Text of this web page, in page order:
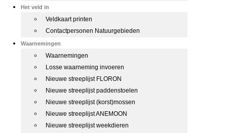
Het veld in
Veldkaart printen
Contactpersonen Natuurgebieden
Waarnemingen
Waarnemingen
Losse waarneming invoeren
Nieuwe streeplijst FLORON
Nieuwe streeplijst paddenstoelen
Nieuwe streeplijst (korst)mossen
Nieuwe streeplijst ANEMOON
Nieuwe streeplijst weekdieren